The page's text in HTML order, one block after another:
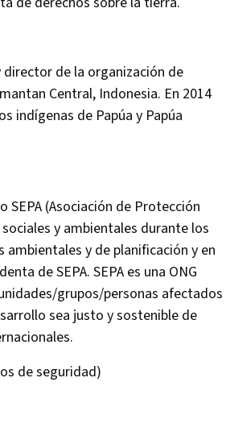
director de la organización de
Central, Indonesia. En 2014
indígenas de Papúa y Papúa
(Asociación de Protección
y ambientales durante los
ambientales y de planificación y en
de SEPA. SEPA es una ONG
grupos/personas afectados
sea justo y sostenible de
de seguridad)